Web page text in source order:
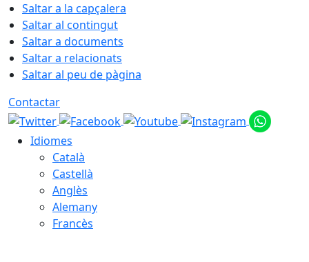
Saltar a la capçalera
Saltar al contingut
Saltar a documents
Saltar a relacionats
Saltar al peu de pàgina
Contactar
Idiomes
Català
Castellà
Anglès
Alemany
Francès